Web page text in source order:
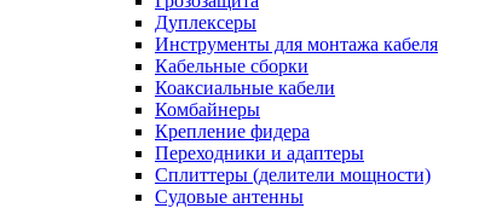
Дуплексеры
Инструменты для монтажа кабеля
Кабельные сборки
Коаксиальные кабели
Комбайнеры
Крепление фидера
Переходники и адаптеры
Сплиттеры (делители мощности)
Судовые антенны